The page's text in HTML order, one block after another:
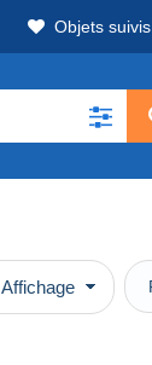
Objets suivis
Affichage